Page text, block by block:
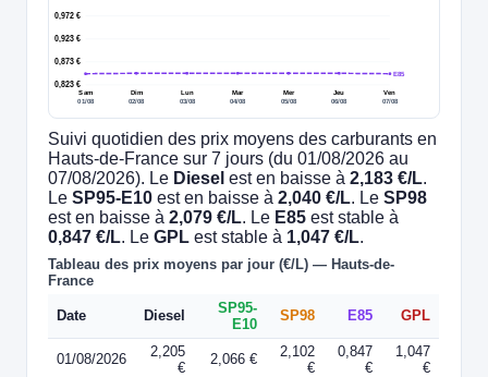
0,823 €
0,873 €
0,923 €
0,972 €
Sam
01/08
Dim
02/08
Lun
03/08
Mar
04/08
Mer
05/08
Jeu
06/08
Ven
07/08
E85
Suivi quotidien des prix moyens des carburants en
Hauts-de-France sur 7 jours (du 01/08/2026 au
07/08/2026). Le Diesel est en baisse à2,183 €/L.
LeSP95-E10 est en baisse à2,040 €/L. LeSP98
est en baisse à2,079 €/L. Le E85 est stable à
0,847 €/L. LeGPL est stable à 1,047 €/L.
Tableau des prix moyens par jour (€/L) — Hauts-de-
France
Date Diesel
SP95-
E10
SP98 E85 GPL
01/08/2026
2,205
€
2,066 €
2,102
€
0,847
€
1,047
€